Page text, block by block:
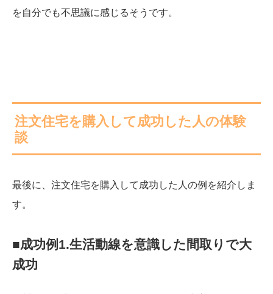
を自分でも不思議に感じるそうです。
注文住宅を購入して成功した人の体験
談
最後に、注文住宅を購入して成功した人の例を紹介しま
す。
■成功例1.生活動線を意識した間取りで大
成功